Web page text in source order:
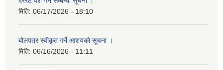
मिति: 06/17/2026 - 18:10
बोलपत्र स्वीकृत गर्ने आशयको सूचना ।
मिति: 06/16/2026 - 11:11